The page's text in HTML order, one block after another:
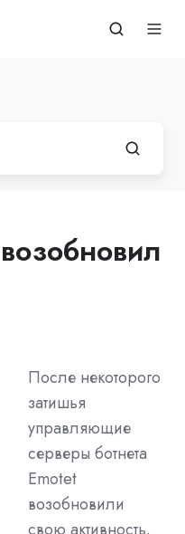
После некоторого
затишья
управляющие
серверы ботнета
Emotet
возобновили
свою активность.